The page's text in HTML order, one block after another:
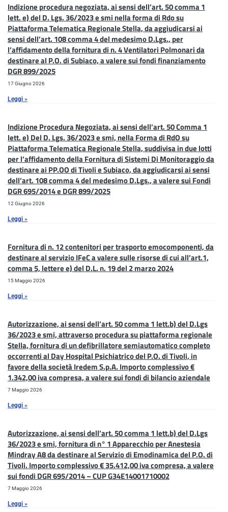
Indizione procedura negoziata, ai sensi dell’art. 50 comma 1
lett. e) del D. Lgs. 36/2023 e smi nella forma di Rdo su
Piattaforma Telematica Regionale Stella, da aggiudicarsi ai
sensi dell’art. 108 comma 4 del medesimo D.Lgs., per
l’affidamento della fornitura di n. 4 Ventilatori Polmonari da
destinare al P.O. di Subiaco, a valere sui fondi finanziamento
DGR 899/2025
17 Giugno 2026
Leggi »
Indizione Procedura Negoziata, ai sensi dell’art. 50 Comma 1
lett. e) Del D. Lgs. 36/2023 e smi, nella Forma di RdO su
Piattaforma Telematica Regionale Stella, suddivisa in due lotti
per l’affidamento della Fornitura di Sistemi Di Monitoraggio da
destinare ai PP.OO di Tivoli e Subiaco, da aggiudicarsi ai sensi
dell’art. 108 comma 4 del medesimo D.Lgs., a valere sui Fondi
DGR 695/2014 e DGR 899/2025
12 Giugno 2026
Leggi »
Fornitura di n. 12 contenitori per trasporto emocomponenti, da
destinare al servizio IFeC a valere sulle risorse di cui all’art.1,
comma 5, lettere e) del D.L. n. 19 del 2 marzo 2024
15 Maggio 2026
Leggi »
Autorizzazione, ai sensi dell’art. 50 comma 1 lett.b) del D.Lgs
36/2023 e smi, attraverso procedura su piattaforma regionale
Stella, fornitura di un defibrillatore semiautomatico completo
occorrenti al Day Hospital Psichiatrico del P.O. di Tivoli, in
favore della società Iredem S.p.A. Importo complessivo €
1.342,00 iva compresa, a valere sui fondi di bilancio aziendale
7 Maggio 2026
Leggi »
Autorizzazione, ai sensi dell’art. 50 comma 1 lett.b) del D.Lgs
36/2023 e smi, fornitura di n° 1 Apparecchio per Anestesia
Mindray A8 da destinare al Servizio di Emodinamica del P.O. di
Tivoli. Importo complessivo € 35.412,00 iva compresa, a valere
sui fondi DGR 695/2014 – CUP G34E14001710002
7 Maggio 2026
Leggi »